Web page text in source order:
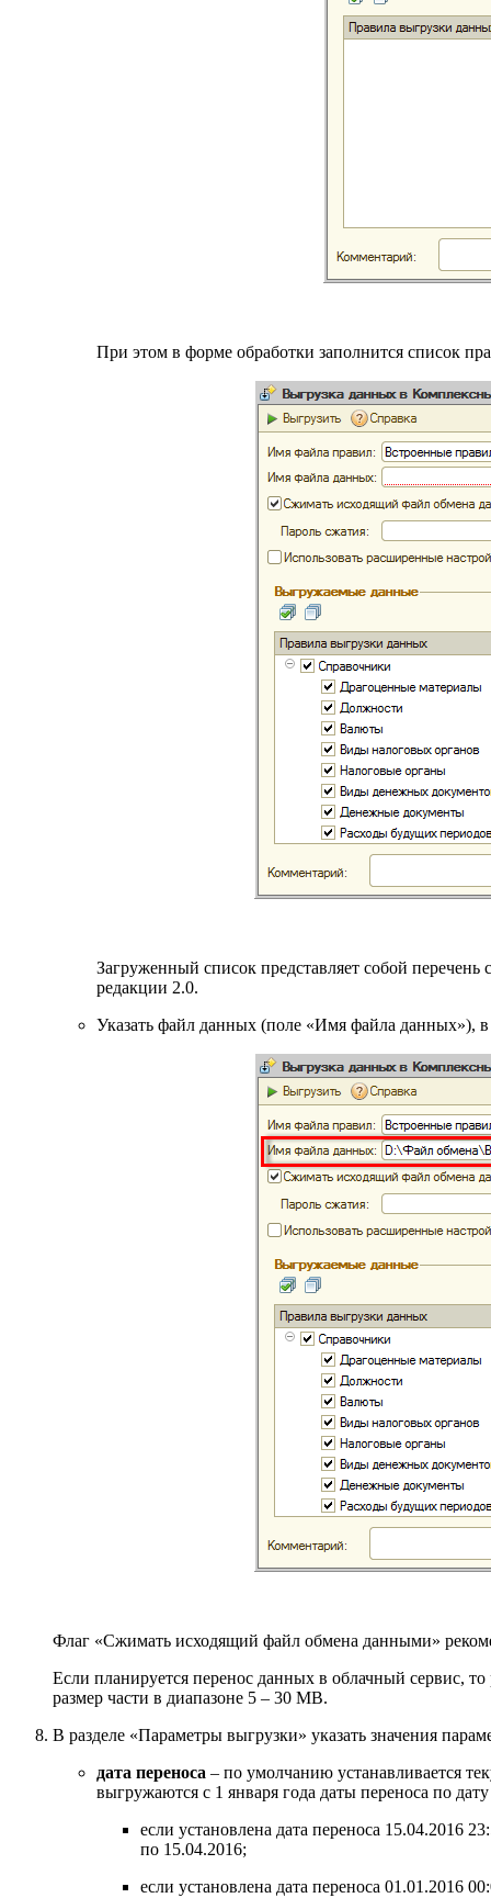
При этом в форме обработки заполнится список
Загруженный список представляет собой
редакции 2.0.
Указать файл данных (поле «Имя файла данных»),
Флаг «Сжимать исходящий файл обмена данными»
Если планируется перенос данных в облачный сервис,
размер части в диапазоне 5 – 30 MB.
В разделе «Параметры выгрузки» указать значения
дата переноса – по умолчанию устанавливается
выгружаются с 1 января года даты переноса по
если установлена дата переноса 15.04.2016
по 15.04.2016;
если установлена дата переноса 01.01.2016